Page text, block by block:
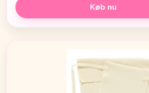
Køb nu